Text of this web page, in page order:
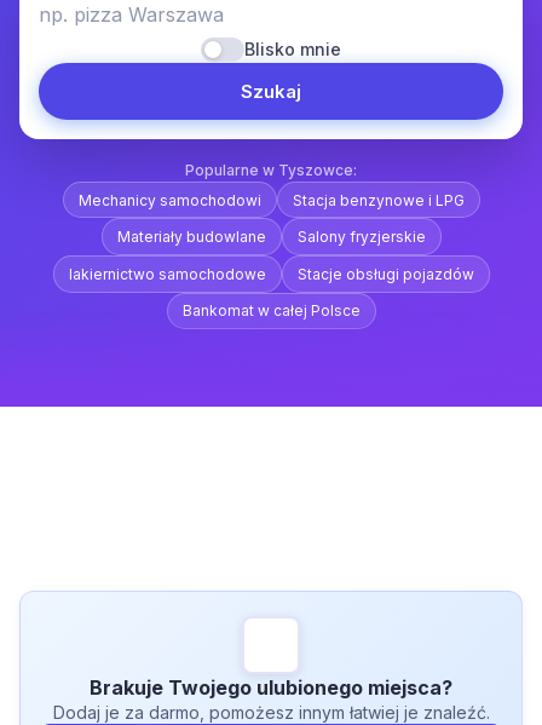
np. pizza Warszawa
Blisko mnie
Szukaj
Popularne w Tyszowce:
Mechanicy samochodowi
Stacja benzynowe i LPG
Materiały budowlane Salony fryzjerskie
lakiernictwo samochodowe Stacje obsługi pojazdów
Bankomat w całej Polsce
Brakuje Twojego ulubionego miejsca?
Dodaj je za darmo, pomożesz innym łatwiej je znaleźć.